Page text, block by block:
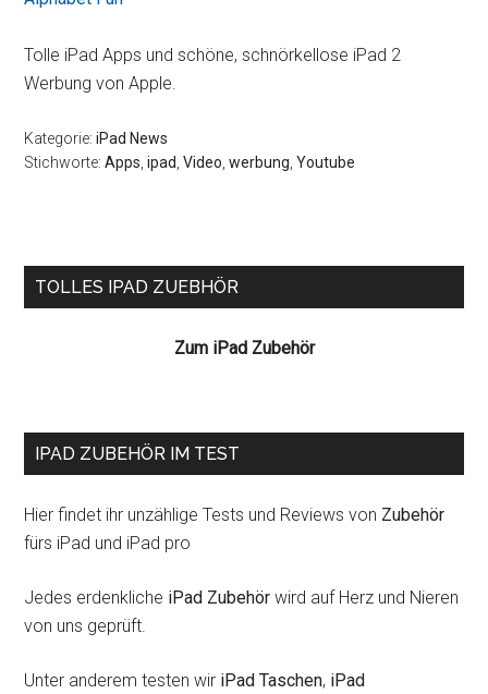
Tolle iPad Apps und schöne, schnörkellose iPad 2
Werbung von Apple.
Kategorie:iPad News
Stichworte:Apps ,ipad ,Video ,werbung ,Youtube
Seitenspalte
TOLLES IPAD ZUEBHÖR
Zum iPad Zubehör
IPAD ZUBEHÖR IM TEST
Hier findet ihr unzählige Tests und Reviews von Zubehör
fürs iPad und iPad pro
Jedes erdenkliche iPad Zubehör wird auf Herz und Nieren
von uns geprüft.
Unter anderem testen wir iPad Taschen, iPad